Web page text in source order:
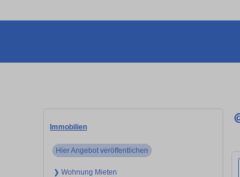
Immobilien
Hier Angebot veröffentlichen
❯ Wohnung Mieten